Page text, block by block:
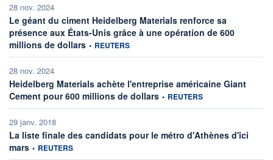
28 nov. 2024
Le géant du ciment Heidelberg Materials renforce sa
présence aux États-Unis grâce à une opération de 600
millions de dollars information fournie par
• REUTERS
28 nov. 2024
Heidelberg Materials achète l'entreprise américaine Giant
Cement pour 600 millions de dollars information fournie par
• REUTERS
29 janv. 2018
La liste finale des candidats pour le métro d'Athènes d'ici
mars information fournie par
• REUTERS